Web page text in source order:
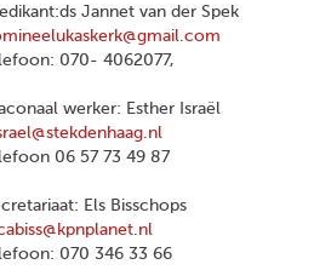
Jannet van der Spek
070- 4062077,
werker: Esther Israël
06 57 73 49 87
Els Bisschops
070 346 33 66